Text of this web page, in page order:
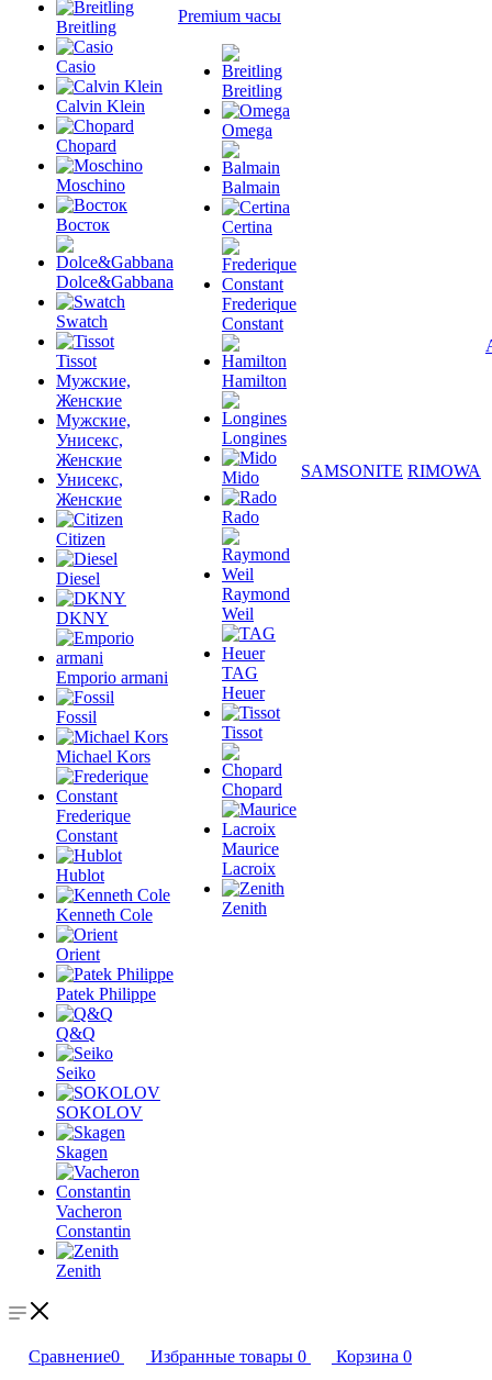
Breitling
Casio
Calvin Klein
Chopard
Moschino
Восток
Dolce&Gabbana
Swatch
Tissot
Мужские,
Женские
Мужские,
Унисекс,
Женские
Унисекс,
Женские
Citizen
Diesel
DKNY
Emporio armani
Fossil
Michael Kors
Frederique
Constant
Hublot
Kenneth Cole
Orient
Patek Philippe
Q&Q
Seiko
SOKOLOV
Skagen
Vacheron
Constantin
Zenith
Premium часы
Breitling
Omega
Balmain
Certina
Frederique
Constant
Hamilton
Longines
Mido
Rado
Raymond
Weil
TAG
Heuer
Tissot
Chopard
Maurice
Lacroix
Zenith
SAMSONITE RIMOWA
Сравнение0 Избранные товары 0 Корзина 0